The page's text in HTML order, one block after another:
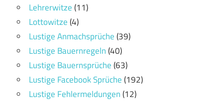
Lehrerwitze(11)
Lottowitze(4)
Lustige Anmachsprüche(39)
Lustige Bauernregeln(40)
Lustige Bauernsprüche(63)
Lustige Facebook Sprüche(192)
Lustige Fehlermeldungen(12)